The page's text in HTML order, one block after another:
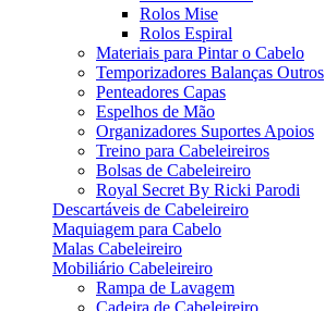
Rolos Mise
Rolos Espiral
Materiais para Pintar o Cabelo
Temporizadores Balanças Outros
Penteadores Capas
Espelhos de Mão
Organizadores Suportes Apoios
Treino para Cabeleireiros
Bolsas de Cabeleireiro
Royal Secret By Ricki Parodi
Descartáveis de Cabeleireiro
Maquiagem para Cabelo
Malas Cabeleireiro
Mobiliário Cabeleireiro
Rampa de Lavagem
Cadeira de Cabeleireiro